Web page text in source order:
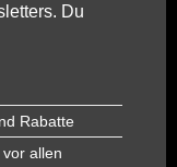
Du
Rabatte
allen